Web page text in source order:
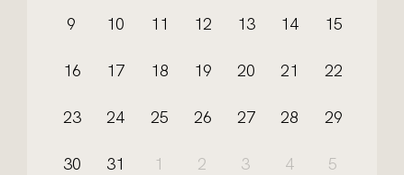
9 10 11 12 13 14 15
16 17 18 19 20 21 22
23 24 25 26 27 28 29
30 31 1 2 3 4 5